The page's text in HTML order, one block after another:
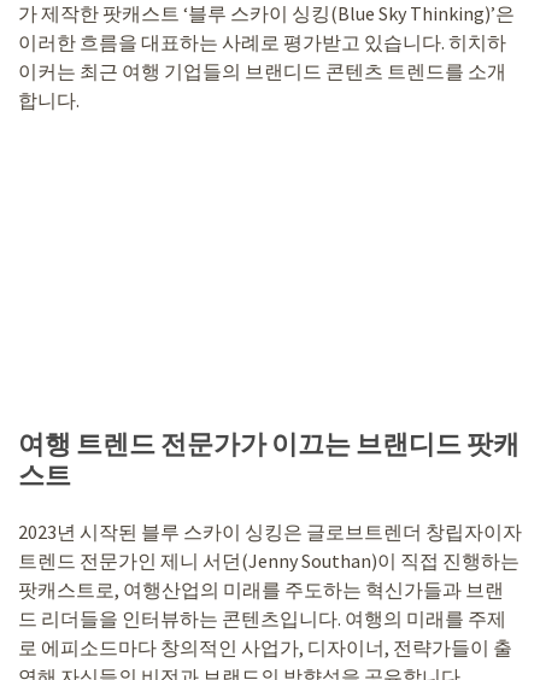
가 제작한 팟캐스트 ‘블루 스카이 싱킹(Blue Sky Thinking)’은
이러한 흐름을 대표하는 사례로 평가받고 있습니다. 히치하
이커는 최근 여행 기업들의 브랜디드 콘텐츠 트렌드를 소개
합니다.
여행 트렌드 전문가가 이끄는 브랜디드 팟캐
스트
2023년 시작된 블루 스카이 싱킹은 글로브트렌더 창립자이자
트렌드 전문가인 제니 서던(Jenny Southan)이 직접 진행하는
팟캐스트로, 여행산업의 미래를 주도하는 혁신가들과 브랜
드 리더들을 인터뷰하는 콘텐츠입니다. 여행의 미래를 주제
로 에피소드마다 창의적인 사업가, 디자이너, 전략가들이 출